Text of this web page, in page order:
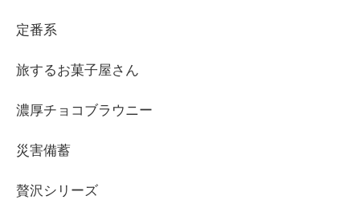
定番系
旅するお菓子屋さん
濃厚チョコブラウニー
災害備蓄
贅沢シリーズ